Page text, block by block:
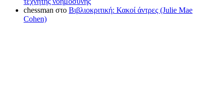
chessman στο Βιβλιοκριτική: Κακοί άντρες (Julie Mae
Cohen)